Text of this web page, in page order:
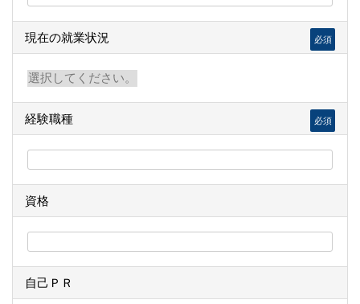
現在の就業状況 必須
経験職種 必須
資格
自己ＰＲ